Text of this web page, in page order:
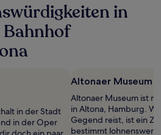
in
Bahnhof
in der Stadt
in der Oper
Altonaer Museum
Altonaer Museum ist
in Altona, Hamburg.
Gegend reist, ist ein
bestimmt